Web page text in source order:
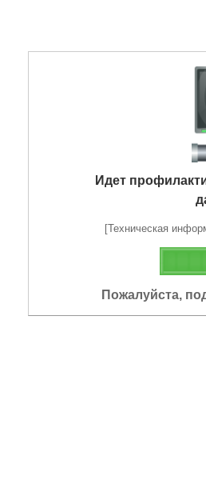
Идет
[Техническая
Пожалуйста,